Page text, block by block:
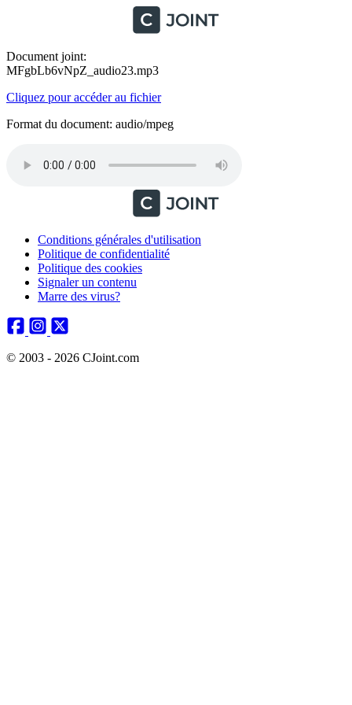
Document joint:
MFgbLb6vNpZ_audio23.mp3
Cliquez pour accéder au fichier
Format du document: audio/mpeg
Conditions générales d'utilisation
Politique de confidentialité
Politique des cookies
Signaler un contenu
Marre des virus?
© 2003 - 2026 CJoint.com